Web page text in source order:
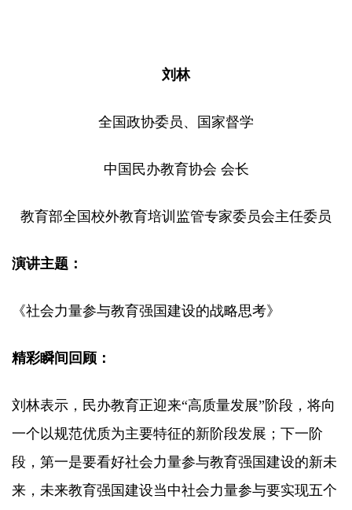
刘林
全国政协委员、国家督学
中国民办教育协会 会长
教育部全国校外教育培训监管专家委员会主任委员
演讲主题：
《社会力量参与教育强国建设的战略思考》
精彩瞬间回顾：
刘林表示，民办教育正迎来“高质量发展”阶段，将向
一个以规范优质为主要特征的新阶段发展；下一阶
段，第一是要看好社会力量参与教育强国建设的新未
来，未来教育强国建设当中社会力量参与要实现五个